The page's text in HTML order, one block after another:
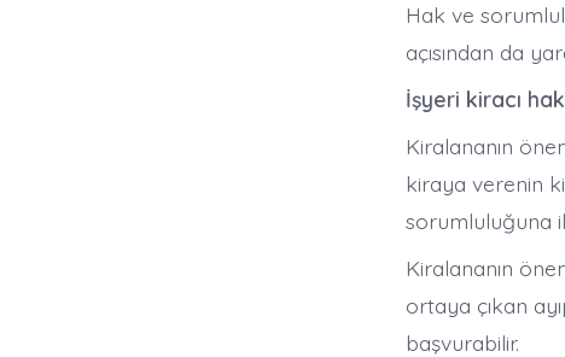
Hak ve
açısından da
İşyeri kiracı
Kiralananın
kiraya verenin
sorumluluğuna
Kiralananın
ortaya çıkan
başvurabilir.